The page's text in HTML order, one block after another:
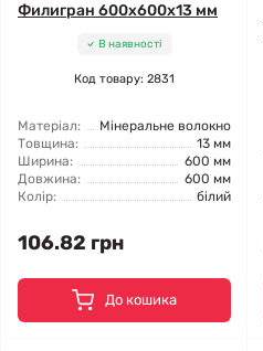
Филигран 600x600x13 мм
В наявності
Код товару: 2831
Матеріал:
Мінеральне волокно
Товщина:
13 мм
Ширина:
600 мм
Довжина:
600 мм
Колір:
білий
106.82 грн
До кошика